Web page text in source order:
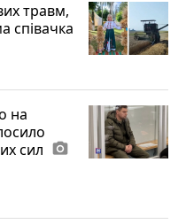
травм,
співачка
на
сил photo_camera